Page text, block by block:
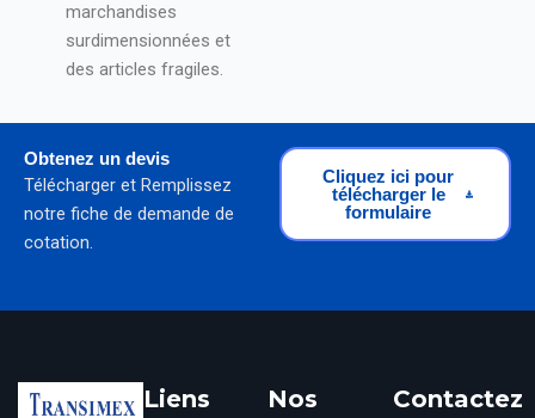
marchandises
surdimensionnées et
des articles fragiles.
Cliquez ici pour
télécharger le
formulaire
Obtenez un devis
Télécharger et Remplissez
notre fiche de demande de
cotation.
Liens
Nos
Contactez